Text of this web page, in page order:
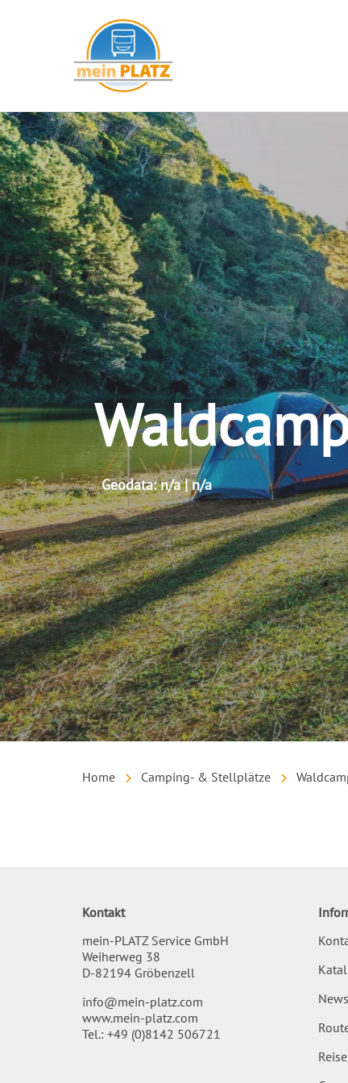
Geodata: n/a | n/a
Home Camping- & Stellplätze
Kontakt
mein-PLATZ Service GmbH
Weiherweg 38
D-82194 Gröbenzell
info@mein-platz.com
www.mein-platz.com
Tel.: +49 (0)8142 506721